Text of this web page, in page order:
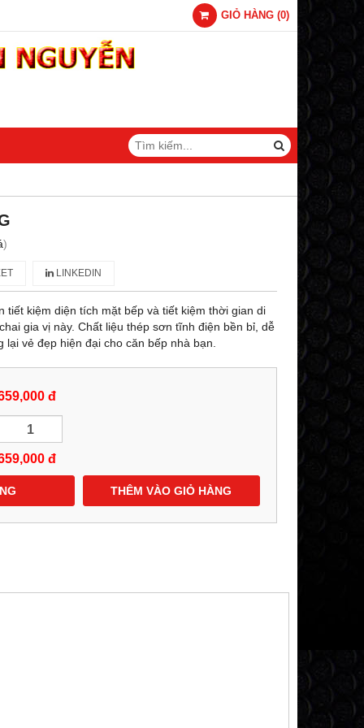
GIỎ HÀNG (0)
)
LINKEDIN
tiết kiệm diện tích mặt bếp và tiết kiệm thời gian di
gia vị này. Chất liệu thép sơn tĩnh điện bền bỉ, dễ
lại vẻ đẹp hiện đại cho căn bếp nhà bạn.
đ
đ
THÊM VÀO GIỎ HÀNG